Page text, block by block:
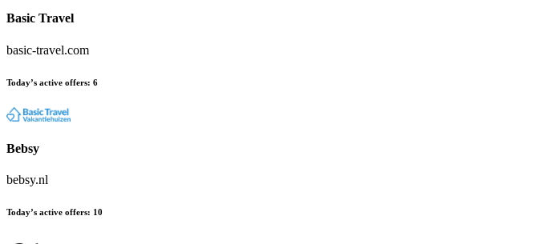
Basic Travel
basic-travel.com
Today’s active offers: 6
Bebsy
bebsy.nl
Today’s active offers: 10